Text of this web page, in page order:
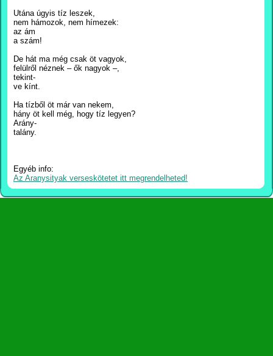
Utána úgyis tíz leszek,
nem hámozok, nem hímezek:
az ám
a szám!
De hát ma még csak öt vagyok,
felülről néznek – ők nagyok –,
tekint-
ve kínt.
Ha tízből öt már van nekem,
hány öt kell még, hogy tíz legyen?
Arány-
talány.
Egyéb info:
Az Aranysityak verseskötetet itt megrendelheted!